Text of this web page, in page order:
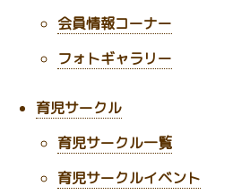
会員情報コーナー
フォトギャラリー
育児サークル
育児サークル一覧
育児サークルイベント